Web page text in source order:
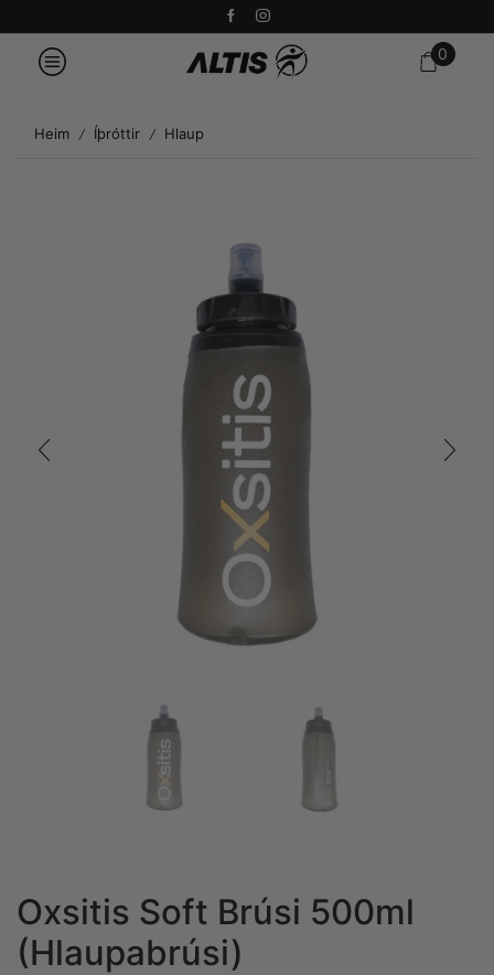
0
Heim / Íþróttir / Hlaup
Oxsitis Soft Brúsi 500ml
(Hlaupabrúsi)